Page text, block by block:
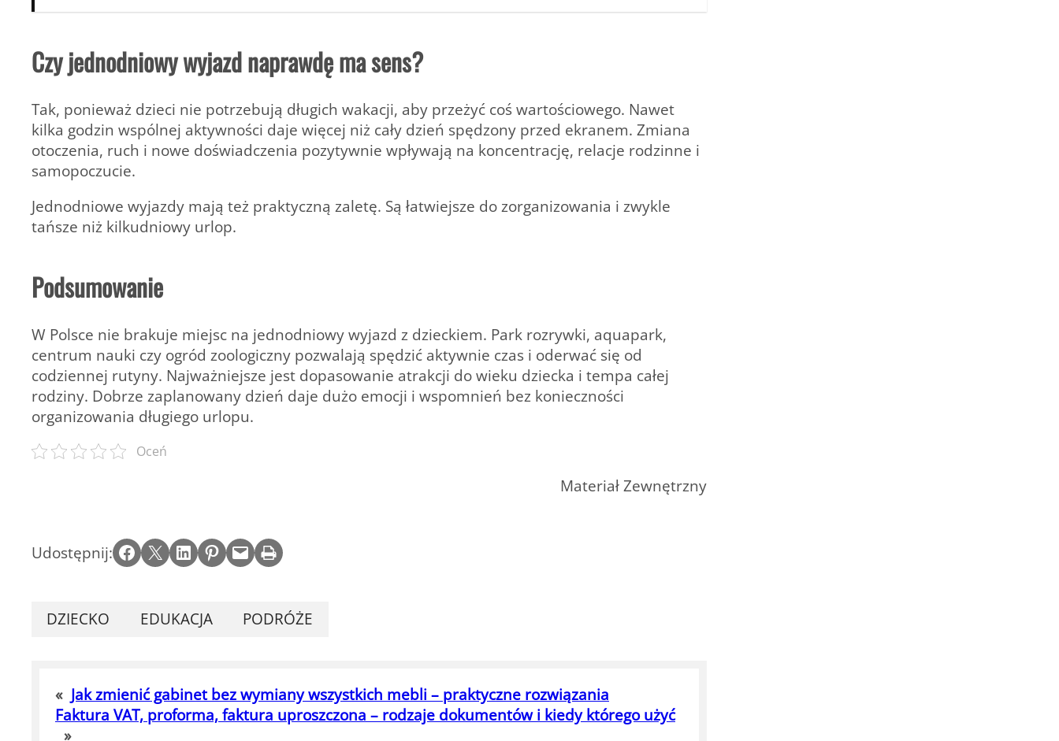
Czy jednodniowy wyjazd naprawdę ma sens?
Tak, ponieważ dzieci nie potrzebują długich wakacji, aby przeżyć coś wartościowego. Nawet
kilka godzin wspólnej aktywności daje więcej niż cały dzień spędzony przed ekranem. Zmiana
otoczenia, ruch i nowe doświadczenia pozytywnie wpływają na koncentrację, relacje rodzinne i
samopoczucie.
Jednodniowe wyjazdy mają też praktyczną zaletę. Są łatwiejsze do zorganizowania i zwykle
tańsze niż kilkudniowy urlop.
Podsumowanie
W Polsce nie brakuje miejsc na jednodniowy wyjazd z dzieckiem. Park rozrywki, aquapark,
centrum nauki czy ogród zoologiczny pozwalają spędzić aktywnie czas i oderwać się od
codziennej rutyny. Najważniejsze jest dopasowanie atrakcji do wieku dziecka i tempa całej
rodziny. Dobrze zaplanowany dzień daje dużo emocji i wspomnień bez konieczności
organizowania długiego urlopu.
Oceń
Materiał Zewnętrzny
Udostępnij: Share on Facebook Email this Page Share on LinkedIn Share on Pinterest Email this Page Print this Page
DZIECKO EDUKACJA PODRÓŻE
« Jak zmienić gabinet bez wymiany wszystkich mebli – praktyczne rozwiązania
Faktura VAT, proforma, faktura uproszczona – rodzaje dokumentów i kiedy którego użyć
»